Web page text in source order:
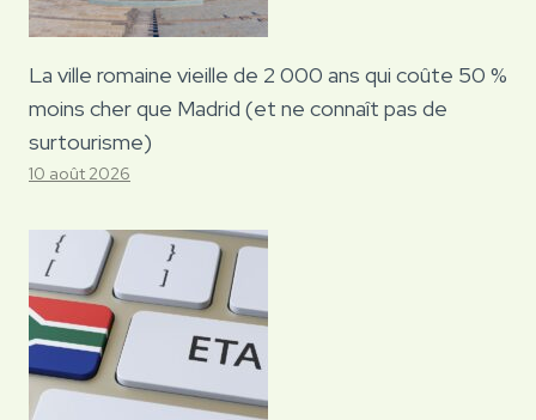
La ville romaine vieille de 2 000 ans qui coûte 50 %
moins cher que Madrid (et ne connaît pas de
surtourisme)
10 août 2026